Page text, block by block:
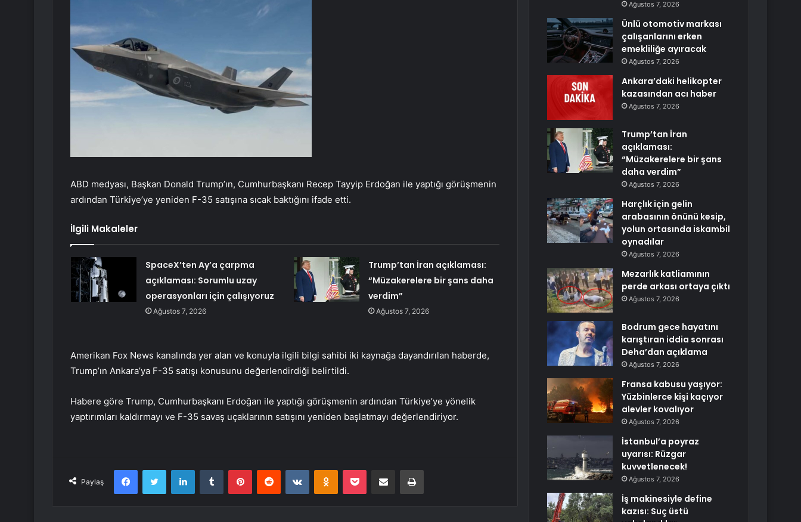
ABD medyası, Başkan Donald Trump’ın, Cumhurbaşkanı Recep Tayyip Erdoğan ile yaptığı görüşmenin
ardından Türkiye’ye yeniden F-35 satışına sıcak baktığını ifade etti.
İlgili Makaleler
SpaceX’ten Ay’a çarpma
açıklaması: Sorumlu uzay
operasyonları için çalışıyoruz
Ağustos 7, 2026
Trump’tan İran açıklaması:
“Müzakerelere bir şans daha
verdim”
Ağustos 7, 2026
Amerikan Fox News kanalında yer alan ve konuyla ilgili bilgi sahibi iki kaynağa dayandırılan haberde,
Trump’ın Ankara’ya F-35 satışı konusunu değerlendirdiği belirtildi.
Habere göre Trump, Cumhurbaşkanı Erdoğan ile yaptığı görüşmenin ardından Türkiye’ye yönelik
yaptırımları kaldırmayı ve F-35 savaş uçaklarının satışını yeniden başlatmayı değerlendiriyor.
Paylaş
FacebookTwitter LinkedInTumblr PinterestReddit VKontakteOdnoklassniki
Pocket E-Posta ile paylaş Yazdır
Ağustos 7, 2026
Ünlü otomotiv markası
çalışanlarını erken
emekliliğe ayıracak
Ağustos 7, 2026
Ankara’daki helikopter
kazasından acı haber
Ağustos 7, 2026
Trump’tan İran
açıklaması:
“Müzakerelere bir şans
daha verdim”
Ağustos 7, 2026
Harçlık için gelin
arabasının önünü kesip,
yolun ortasında iskambil
oynadılar
Ağustos 7, 2026
Mezarlık katliamının
perde arkası ortaya çıktı
Ağustos 7, 2026
Bodrum gece hayatını
karıştıran iddia sonrası
Deha’dan açıklama
Ağustos 7, 2026
Fransa kabusu yaşıyor:
Yüzbinlerce kişi kaçıyor
alevler kovalıyor
Ağustos 7, 2026
İstanbul’a poyraz
uyarısı: Rüzgar
kuvvetlenecek!
Ağustos 7, 2026
İş makinesiyle define
kazısı: Suç üstü